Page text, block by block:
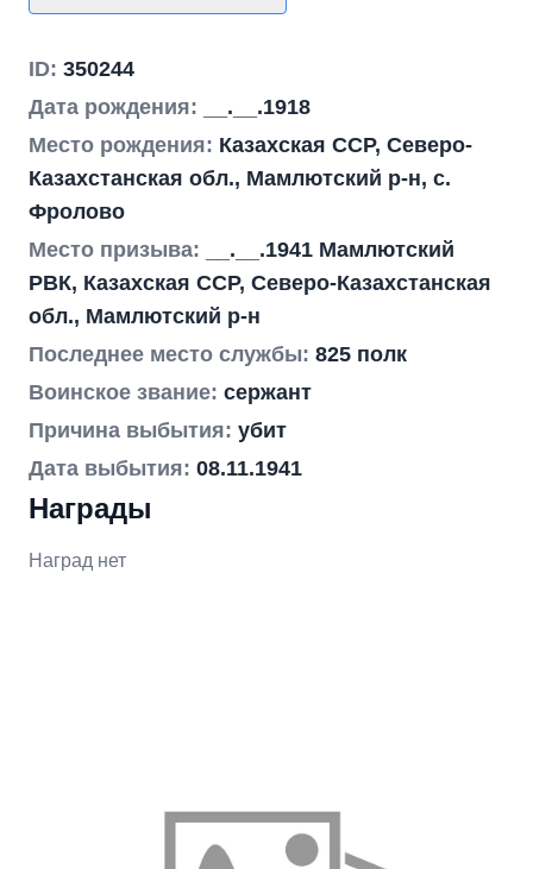
ID: 350244
Дата рождения:
__.__.1918
Место рождения: Казахская ССР, Северо-
Казахстанская обл., Мамлютский р-н, с.
Фролово
Место призыва:
__.__.1941 Мамлютский
РВК, Казахская ССР, Северо-Казахстанская
обл., Мамлютский р-н
Последнее место службы: 825 полк
Воинское звание: сержант
Причина выбытия: убит
Дата выбытия: 08.11.1941
Награды
Наград нет